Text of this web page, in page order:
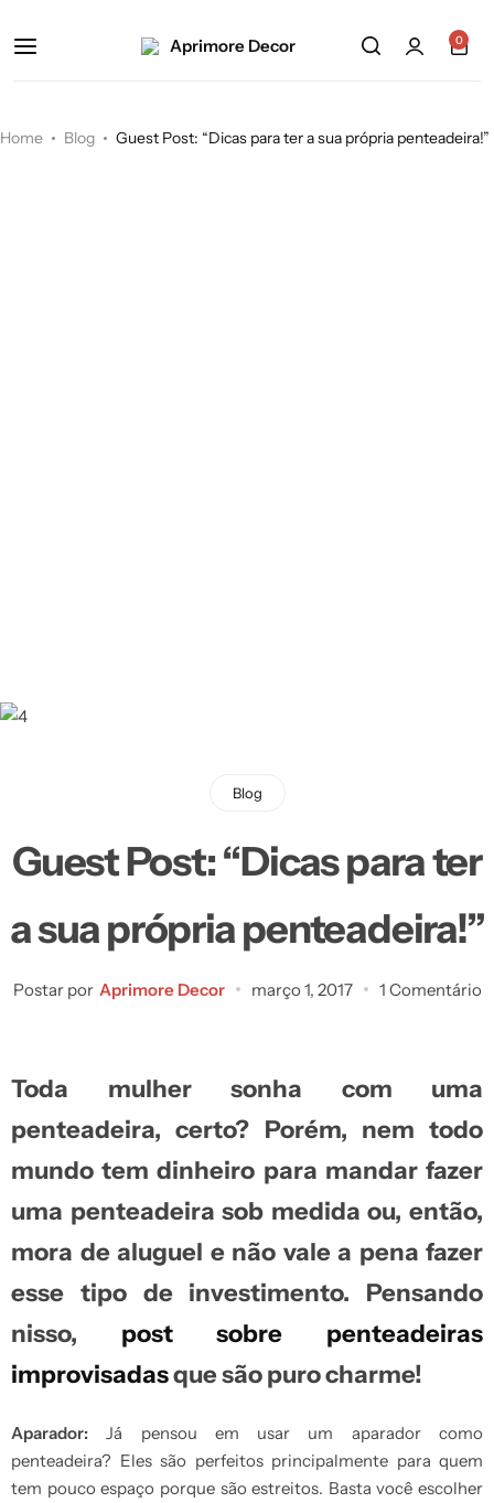
0
Home Blog Guest Post: “Dicas para ter a sua própria penteadeira!”
Blog
Guest Post: “Dicas para ter
a sua própria penteadeira!”
Postar por Aprimore Decor março 1, 2017 1 Comentário
Toda mulher sonha com uma
penteadeira, certo? Porém, nem todo
mundo tem dinheiro para mandar fazer
uma penteadeira sob medida ou, então,
mora de aluguel e não vale a pena fazer
esse tipo de investimento. Pensando
nisso, post sobre penteadeiras
improvisadasque são puro charme!
Aparador: Já pensou em usar um aparador como
penteadeira? Eles são perfeitos principalmente para quem
tem pouco espaço porque são estreitos. Basta você escolher